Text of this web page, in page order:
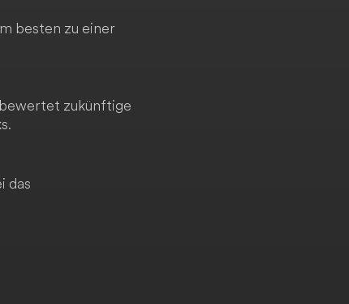
besten zu einer
zukünftige
das